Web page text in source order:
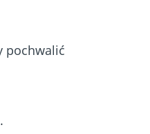
pochwalić